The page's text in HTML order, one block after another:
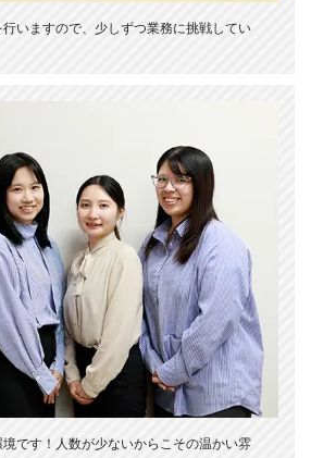
いますので、少しずつ業務に挑戦してい
です！人数が少ないからこその温かい雰